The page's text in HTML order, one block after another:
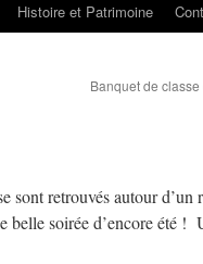
Histoire et Patrimoine
Banquet de
sont retrouvés autour d’un
belle soirée d’encore été !